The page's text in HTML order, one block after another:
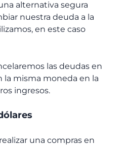
alternativa segura
nuestra deuda a la
en este caso
las deudas en
la misma moneda en la
ingresos.
una compras en